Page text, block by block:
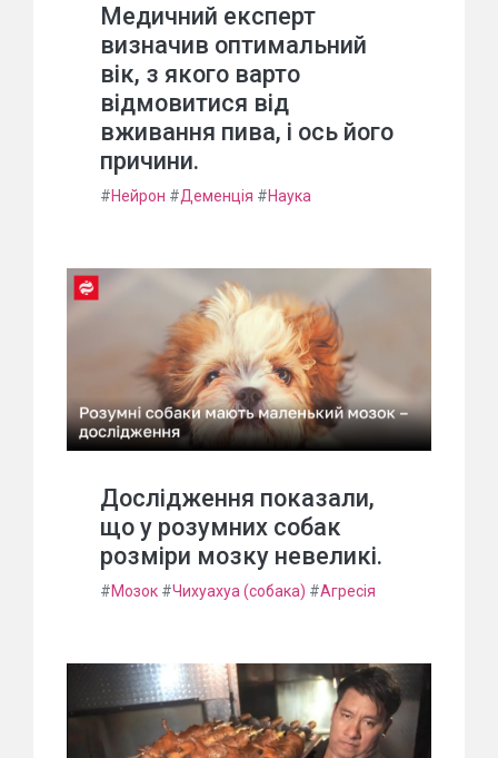
Медичний експерт
визначив оптимальний
вік, з якого варто
відмовитися від
вживання пива, і ось його
причини.
#Нейрон #Деменція #Наука
Дослідження показали,
що у розумних собак
розміри мозку невеликі.
#Мозок #Чихуахуа (собака) #Агресія